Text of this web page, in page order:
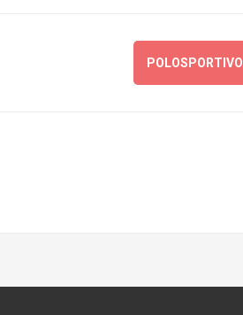
POLOSPORTIVO